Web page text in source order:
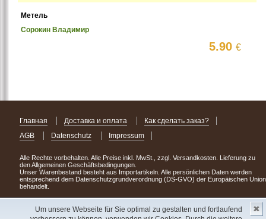
Um unsere Webseite für Sie optimal zu gestalten und fortlaufend
✖
Метель
Сорокин Владимир
5.90€
Главная Доставка и оплата
Как сделать заказ?
AGB
Datenschutz Impressum
Alle Rechte vorbehalten. Alle Preise inkl. MwSt., zzgl. Versandkosten. Lieferung zu
den Allgemeinen Geschäftsbedingungen.
Unser Warenbestand besteht aus Importartikeln. Alle persönlichen Daten werden
entsprechend dem Datenschutzgrundverordnung (DS-GVO) der Europäischen Union
behandelt.
Сделав заказ сегодня, уже через день или два Вы можете стать обладателем
НОВИНКИ из Германии! Удачного поиска!